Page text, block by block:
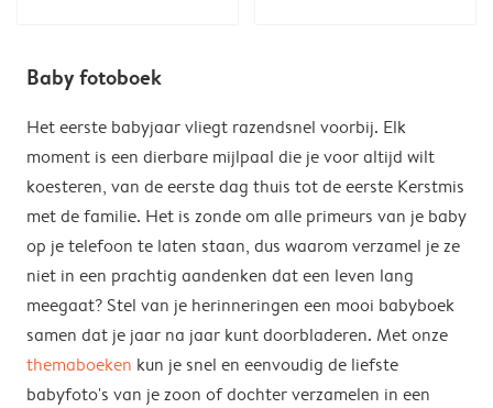
Baby fotoboek
Het eerste babyjaar vliegt razendsnel voorbij. Elk
moment is een dierbare mijlpaal die je voor altijd wilt
koesteren, van de eerste dag thuis tot de eerste Kerstmis
met de familie. Het is zonde om alle primeurs van je baby
op je telefoon te laten staan, dus waarom verzamel je ze
niet in een prachtig aandenken dat een leven lang
meegaat? Stel van je herinneringen een mooi babyboek
samen dat je jaar na jaar kunt doorbladeren. Met onze
themaboeken kun je snel en eenvoudig de liefste
babyfoto's van je zoon of dochter verzamelen in een